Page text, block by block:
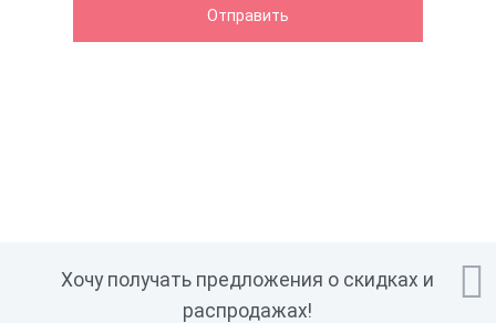

Хочу получать предложения о скидках и
распродажах!